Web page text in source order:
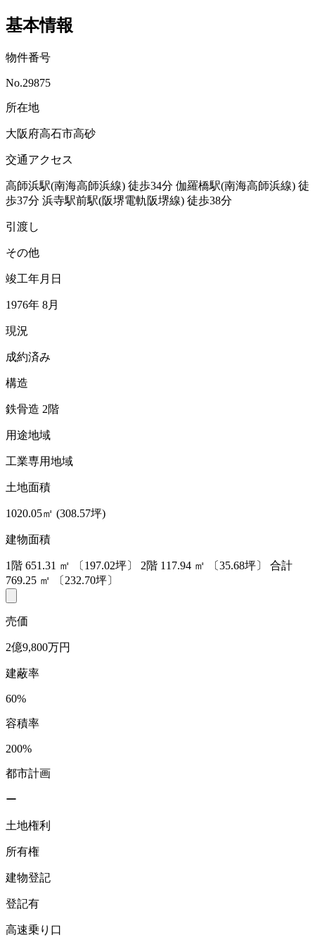
基本情報
物件番号
No.29875
所在地
大阪府高石市高砂
交通アクセス
高師浜駅(南海高師浜線) 徒歩34分 伽羅橋駅(南海高師浜線) 徒
歩37分 浜寺駅前駅(阪堺電軌阪堺線) 徒歩38分
引渡し
その他
竣工年月日
1976年 8月
現況
成約済み
構造
鉄骨造 2階
用途地域
工業専用地域
土地面積
1020.05㎡ (308.57坪)
建物面積
1階 651.31 ㎡ 〔197.02坪〕 2階 117.94 ㎡ 〔35.68坪〕
合計
769.25 ㎡ 〔232.70坪〕
売価
2億9,800万円
建蔽率
60%
容積率
200%
都市計画
ー
土地権利
所有権
建物登記
登記有
高速乗り口